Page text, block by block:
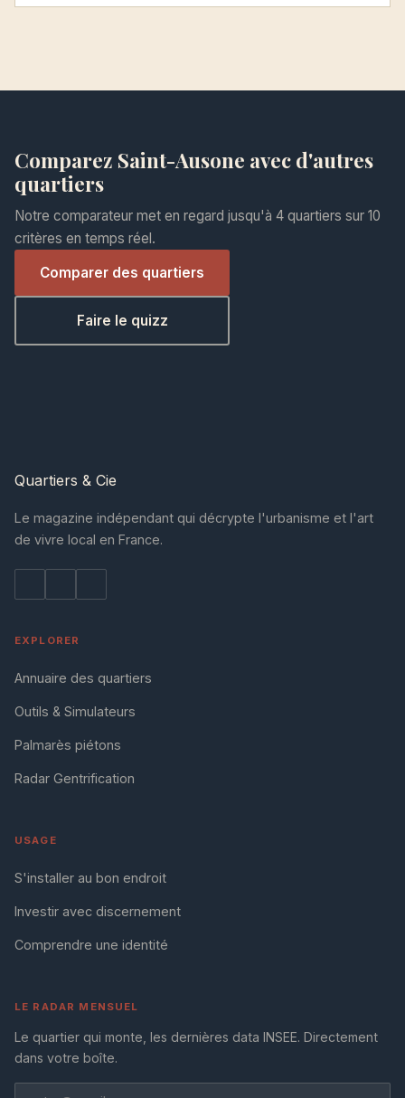
Comparez Saint-Ausone avec d'autres
quartiers
Notre comparateur met en regard jusqu'à 4 quartiers sur 10
critères en temps réel.
Comparer des quartiers
Faire le quizz
Quartiers & Cie
Le magazine indépendant qui décrypte l'urbanisme et l'art
de vivre local en France.
EXPLORER
Annuaire des quartiers
Outils & Simulateurs
Palmarès piétons
Radar Gentrification
USAGE
S'installer au bon endroit
Investir avec discernement
Comprendre une identité
LE RADAR MENSUEL
Le quartier qui monte, les dernières data INSEE. Directement
dans votre boîte.